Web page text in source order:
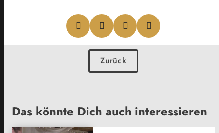
Zurück
Das könnte Dich auch interessieren